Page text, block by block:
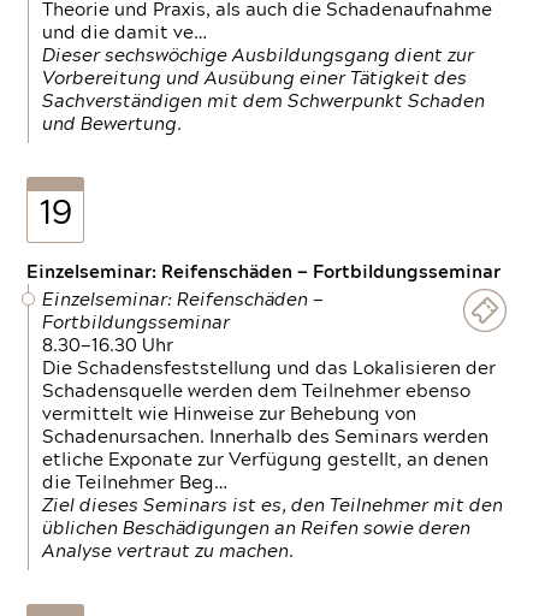
Theorie und Praxis, als auch die Schadenaufnahme
und die damit ve…
Dieser sechswöchige Ausbildungsgang dient zur
Vorbereitung und Ausübung einer Tätigkeit des
Sachverständigen mit dem Schwerpunkt Schaden
und Bewertung.
19
Einzelseminar: Reifenschäden — Fortbildungsseminar
Einzelseminar: Reifenschäden —
Fortbildungsseminar
8.30—16.30 Uhr
Die Schadensfeststellung und das Lokalisieren der
Schadensquelle werden dem Teilnehmer ebenso
vermittelt wie Hinweise zur Behebung von
Schadenursachen. Innerhalb des Seminars werden
etliche Exponate zur Verfügung gestellt, an denen
die Teilnehmer Beg…
Ziel dieses Seminars ist es, den Teilnehmer mit den
üblichen Beschädigungen an Reifen sowie deren
Analyse vertraut zu machen.